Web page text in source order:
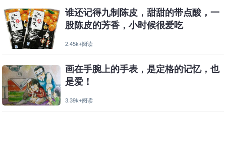
谁还记得九制陈皮，甜甜的带点酸，一
股陈皮的芳香，小时候很爱吃
2.45k+阅读
画在手腕上的手表，是定格的记忆，也
是爱！
3.39k+阅读